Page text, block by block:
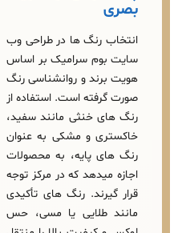
ها در طراحی وب‌
سرامیک بر اساس
و روانشناسی رنگ
است. استفاده از
خنثی مانند سفید،
و مشکی به عنوان
پایه، به محصولات
که در مرکز توجه
رنگ‌ های تأکیدی
یا مسی، حس
engaging
Boom
is the
section